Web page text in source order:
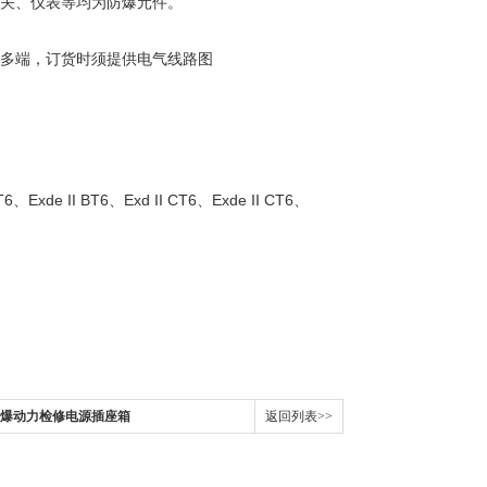
端，订货时须提供电气线路图
Exde II BT6、Exd II CT6、Exde II CT6、
动力检修电源插座箱 返回列表>>